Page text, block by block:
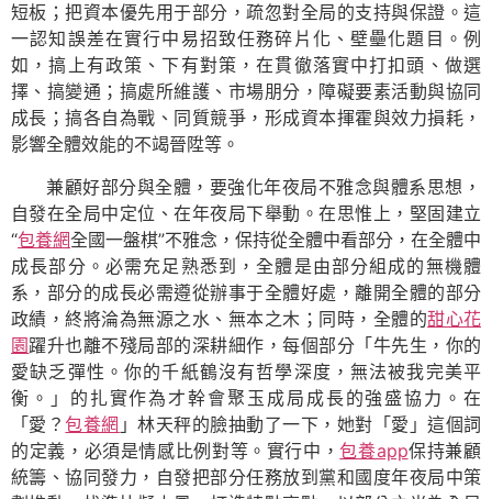
短板；把資本優先用于部分，疏忽對全局的支持與保證。這
一認知誤差在實行中易招致任務碎片化、壁壘化題目。例
如，搞上有政策、下有對策，在貫徹落實中打扣頭、做選
擇、搞變通；搞處所維護、市場朋分，障礙要素活動與協同
成長；搞各自為戰、同質競爭，形成資本揮霍與效力損耗，
影響全體效能的不竭晉陞等。
兼顧好部分與全體，要強化年夜局不雅念與體系思想，
自發在全局中定位、在年夜局下舉動。在思惟上，堅固建立
“包養網全國一盤棋”不雅念，保持從全體中看部分，在全體中
成長部分。必需充足熟悉到，全體是由部分組成的無機體
系，部分的成長必需遵從辦事于全體好處，離開全體的部分
政績，終將淪為無源之水、無本之木；同時，全體的甜心花
園躍升也離不殘局部的深耕細作，每個部分「牛先生，你的
愛缺乏彈性。你的千紙鶴沒有哲學深度，無法被我完美平
衡。」的扎實作為才幹會聚玉成局成長的強盛協力。在
「愛？包養網 」林天秤的臉抽動了一下，她對「愛」這個詞
的定義，必須是情感比例對等。實行中，包養app保持兼顧
統籌、協同發力，自發把部分任務放到黨和國度年夜局中策